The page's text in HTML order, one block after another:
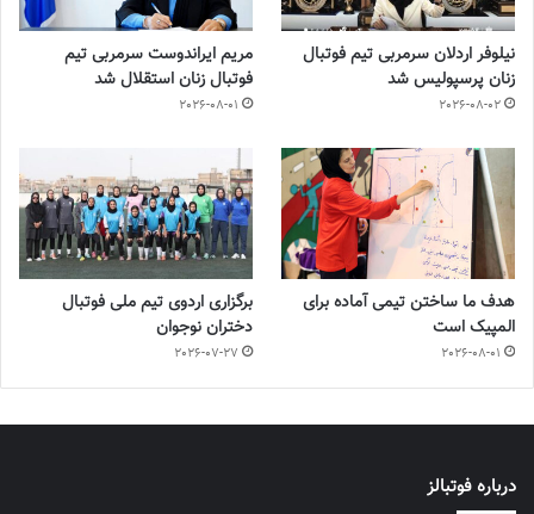
نیلوفر اردلان سرمربی تیم فوتبال
زنان پرسپولیس شد
2026-08-02
مریم ایراندوست سرمربی تیم
فوتبال زنان استقلال شد
2026-08-01
هدف ما ساختن تیمی آماده برای
المپیک است
2026-08-01
برگزاری اردوی تیم ملی فوتبال
دختران نوجوان
2026-07-27
درباره فوتبالز